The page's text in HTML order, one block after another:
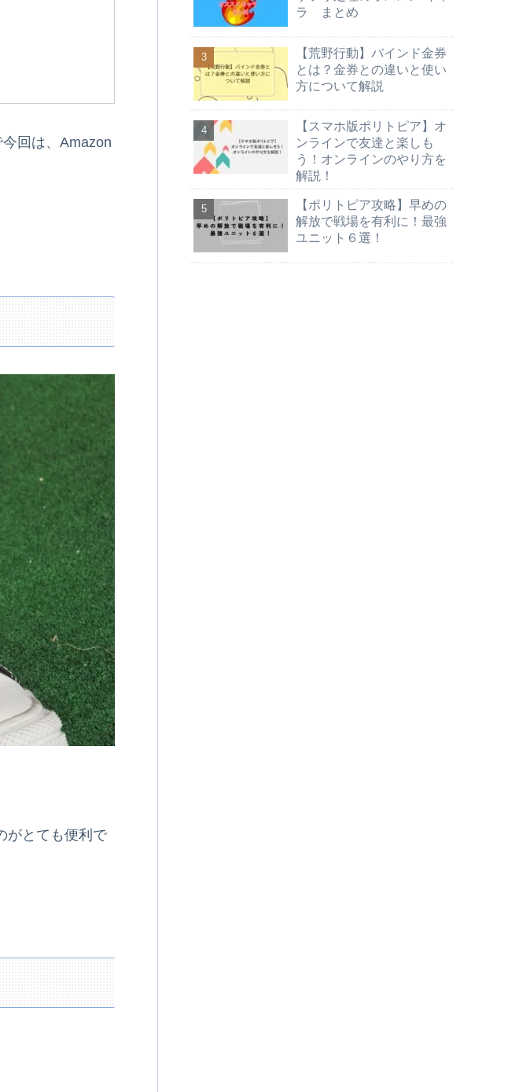
回は、Amazon
がとても便利で
ラ まとめ
【荒野行動】バインド金券
とは？金券との違いと使い
方について解説
【スマホ版ポリトピア】オ
ンラインで友達と楽しも
う！オンラインのやり方を
解説！
【ポリトピア攻略】早めの
解放で戦場を有利に！最強
ユニット６選！